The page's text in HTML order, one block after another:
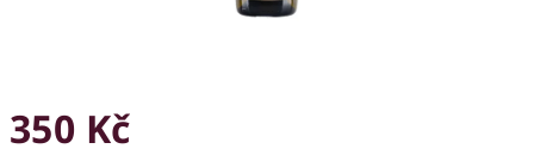
350 Kč